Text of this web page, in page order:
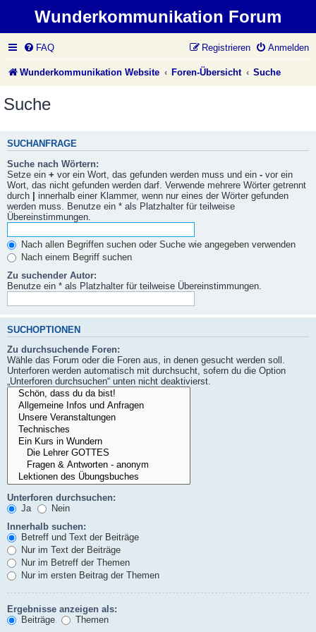
Wunderkommunikation Forum
FAQ Anmelden
Registrieren
Wunderkommunikation Website Foren-Übersicht Suche
Suche
SUCHANFRAGE
Suche nach Wörtern:
Setze ein + vor ein Wort, das gefunden werden muss und ein - vor ein
Wort, das nicht gefunden werden darf. Verwende mehrere Wörter getrennt
durch | innerhalb einer Klammer, wenn nur eines der Wörter gefunden
werden muss. Benutze ein * als Platzhalter für teilweise
Übereinstimmungen.
Nach allen Begriffen suchen oder Suche wie angegeben verwenden
Nach einem Begriff suchen
Zu suchender Autor:
Benutze ein * als Platzhalter für teilweise Übereinstimmungen.
SUCHOPTIONEN
Zu durchsuchende Foren:
Wähle das Forum oder die Foren aus, in denen gesucht werden soll.
Unterforen werden automatisch mit durchsucht, sofern du die Option
„Unterforen durchsuchen“ unten nicht deaktivierst.
Unterforen durchsuchen:
Ja
Nein
Innerhalb suchen:
Betreff und Text der Beiträge
Nur im Text der Beiträge
Nur im Betreff der Themen
Nur im ersten Beitrag der Themen
Ergebnisse anzeigen als:
Beiträge
Themen